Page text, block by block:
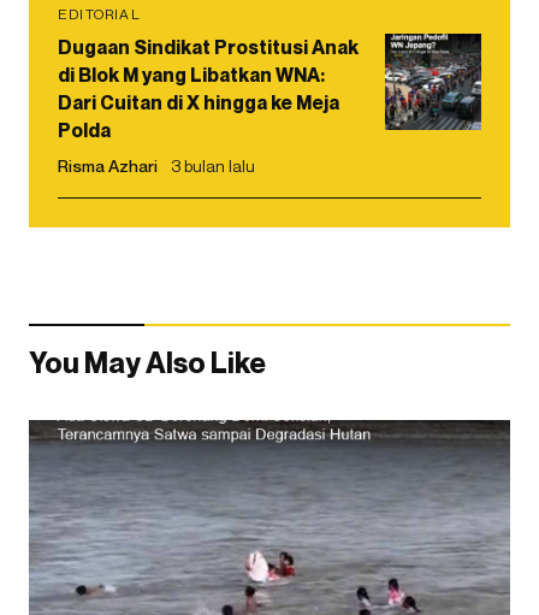
EDITORIAL
Dugaan Sindikat Prostitusi Anak
di Blok M yang Libatkan WNA:
Dari Cuitan di X hingga ke Meja
Polda
Risma Azhari 3 bulan lalu
You May Also Like